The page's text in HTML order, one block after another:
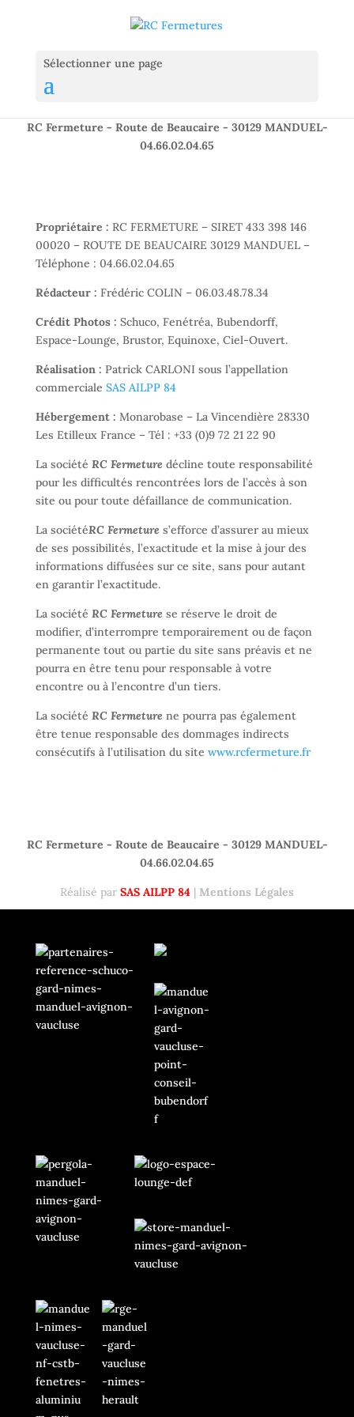
RC Fermeture - Route de Beaucaire - 30129 MANDUEL-
04.66.02.04.65
Sélectionner une page
Propriétaire : RC FERMETURE – SIRET 433 398 146
00020 – ROUTE DE BEAUCAIRE 30129 MANDUEL –
Téléphone : 04.66.02.04.65
Rédacteur : Frédéric COLIN – 06.03.48.78.34
Crédit Photos : Schuco, Fenétréa, Bubendorff,
Espace-Lounge, Brustor, Equinoxe, Ciel-Ouvert.
Réalisation : Patrick CARLONI sous l’appellation
commerciale SAS AILPP 84
Hébergement : Monarobase – La Vincendière 28330
Les Etilleux France – Tél : +33 (0)9 72 21 22 90
La société RC Fermeture décline toute responsabilité
pour les difficultés rencontrées lors de l’accès à son
site ou pour toute défaillance de communication.
La sociétéRC Fermeture s’efforce d’assurer au mieux
de ses possibilités, l’exactitude et la mise à jour des
informations diffusées sur ce site, sans pour autant
en garantir l’exactitude.
La société RC Fermeture se réserve le droit de
modifier, d’interrompre temporairement ou de façon
permanente tout ou partie du site sans préavis et ne
pourra en être tenu pour responsable à votre
encontre ou à l’encontre d’un tiers.
La société RC Fermeture ne pourra pas également
être tenue responsable des dommages indirects
consécutifs à l’utilisation du site www.rcfermeture.fr
RC Fermeture - Route de Beaucaire - 30129 MANDUEL-
04.66.02.04.65
Réalisé par SAS AILPP 84 | Mentions Légales